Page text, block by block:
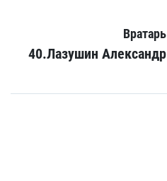
Вратарь
40.Лазушин Александр